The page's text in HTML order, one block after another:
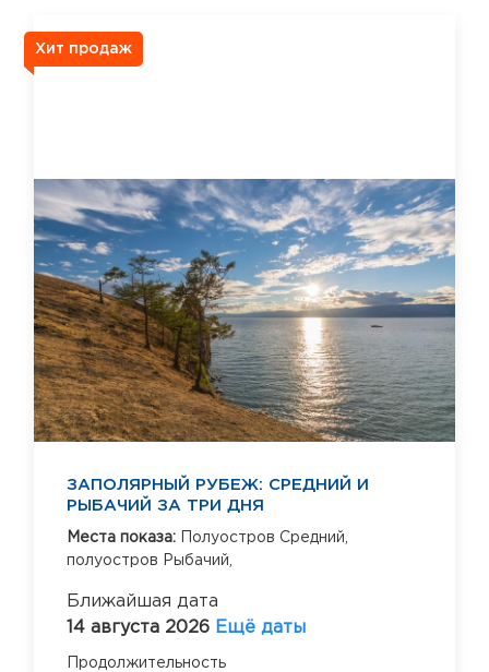
Хит продаж
ЗАПОЛЯРНЫЙ РУБЕЖ: СРЕДНИЙ И
РЫБАЧИЙ ЗА ТРИ ДНЯ
Места показа:
Полуостров Средний,
полуостров Рыбачий,
Ближайшая дата
14 августа 2026 Ещё даты
Продолжительность